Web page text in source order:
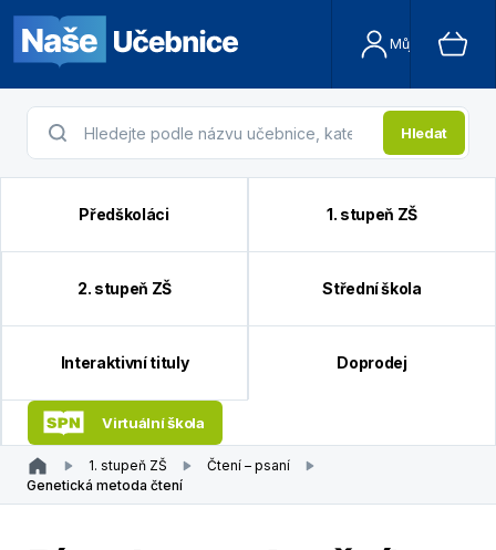
Můj účet
Hledat
Předškoláci 1. stupeň ZŠ
2. stupeň ZŠ Střední škola
Interaktivní tituly Doprodej
Virtuální škola
1. stupeň ZŠ
Čtení – psaní
Genetická metoda čtení